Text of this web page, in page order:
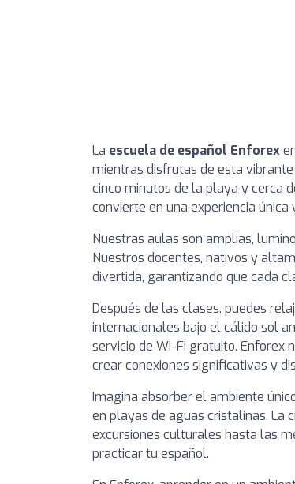
La escuela de español Enforex
mientras disfrutas de esta
cinco minutos de la playa y cerca
convierte en una experiencia única
Nuestras aulas son amplias,
Nuestros docentes, nativos y
divertida, garantizando que cada
Después de las clases, puedes
internacionales bajo el cálido sol
servicio de Wi-Fi gratuito. Enforex
crear conexiones significativas y
Imagina absorber el ambiente
en playas de aguas cristalinas. La
excursiones culturales hasta las
practicar tu español.